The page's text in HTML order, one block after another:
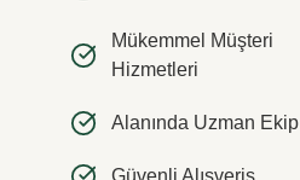
Mükemmel Müşteri
Hizmetleri
Alanında Uzman Ekip